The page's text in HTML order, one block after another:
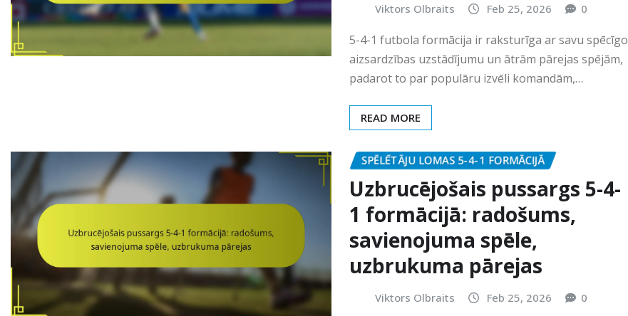
Viktors Olbraits Feb 25, 2026 0
5-4-1 futbola formācija ir raksturīga ar savu spēcīgo
aizsardzības uzstādījumu un ātrām pārejas spējām,
padarot to par populāru izvēli komandām,…
READ MORE
SPĒLĒTĀJU LOMAS 5-4-1 FORMĀCIJĀ
Uzbrucējošais pussargs 5-4-
1 formācijā: radošums,
savienojuma spēle,
uzbrukuma pārejas
Viktors Olbraits Feb 25, 2026 0